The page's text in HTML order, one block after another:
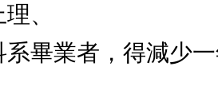
、
畢業者，得減少